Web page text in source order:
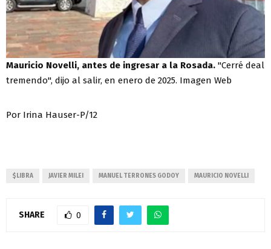
Mauricio Novelli, antes de ingresar a la Rosada. "Cerré deal
tremendo", dijo al salir, en enero de 2025. Imagen Web
Por Irina Hauser-P/12
$LIBRA JAVIER MILEI MANUEL TERRONES GODOY MAURICIO NOVELLI
SHARE 0